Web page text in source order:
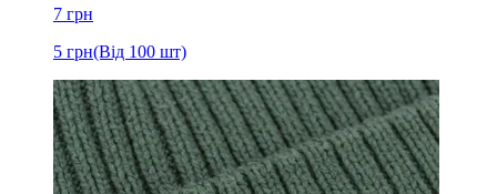
7 грн
5 грн(Від 100 шт)